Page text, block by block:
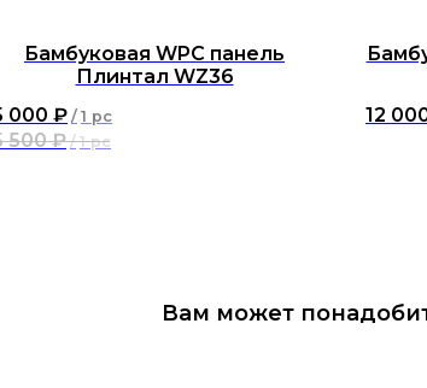
Бамбуковая WPC панель
Плинтал WZ36
000 ₽ / 1 pc
500 ₽ / 1 pc
12
Вам может